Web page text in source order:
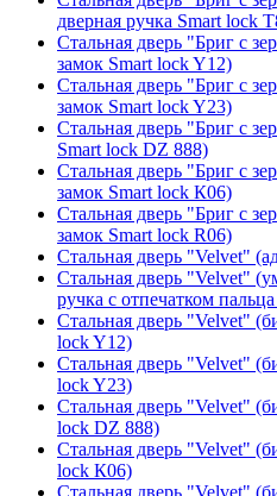
дверная ручка Smart lock
Стальная дверь "Бриг с
замок Smart lock Y12)
Стальная дверь "Бриг с
замок Smart lock Y23)
Стальная дверь "Бриг с
Smart lock DZ 888)
Стальная дверь "Бриг с
замок Smart lock К06)
Стальная дверь "Бриг с
замок Smart lock R06)
Стальная дверь "Velvet"
Стальная дверь "Velvet"
ручка с отпечатком
Стальная дверь "Velvet"
lock Y12)
Стальная дверь "Velvet"
lock Y23)
Стальная дверь "Velvet"
lock DZ 888)
Стальная дверь "Velvet"
lock К06)
Стальная дверь "Velvet"